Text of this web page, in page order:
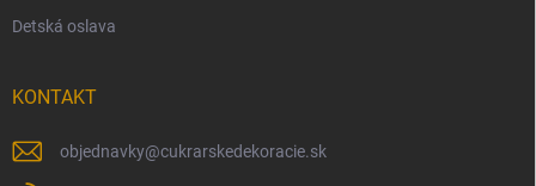
Detská oslava
KONTAKT
objednavky@cukrarskedekoracie.sk